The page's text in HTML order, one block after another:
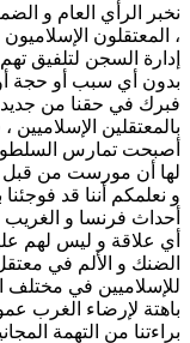
نخبر الرأي العام و
إدارة السجن لتلفيق
بدون أي سبب أو حجة أو
فبرك في حقنا من
بالمعتقلين
أصبحت تمارس
لها أن مورست من قبل
و نعلمكم أننا قد
أحداث فرنسا و الغريب
أي علاقة و ليس لهم
للإسلاميين في
باهتة لإرضاء الغرب
براءتنا من التهمة